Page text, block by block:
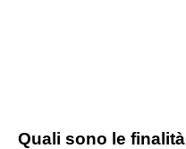
Quali sono le